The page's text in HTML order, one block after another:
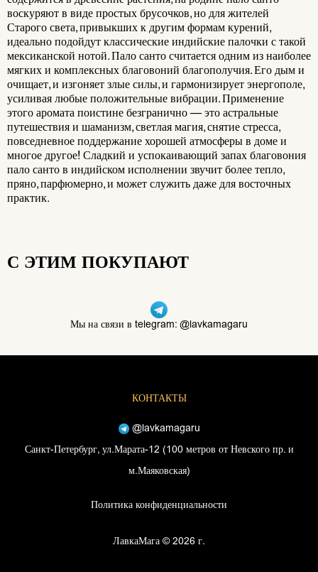
воскуряют в виде простых брусочков, но для жителей
Старого света, привыкших к другим формам курений,
идеально подойдут классические индийские палочки с такой
мексиканской нотой. Пало санто считается одним из наиболее
мягких и комплексных благовоний благополучия. Его дым и
очищает, и изгоняет злые силы, и гармонизирует энергополе,
усиливая любые положительные вибрации. Применение
этого аромата поистине безгранично — это астральные
путешествия и шаманизм, светлая магия, снятие стресса,
повседневное поддержание хорошей атмосферы в доме и
многое другое! Сладкий и успокаивающий запах благовония
пало санто в индийском исполнении звучит более тепло,
пряно, парфюмерно, и может служить даже для восточных
практик.
С ЭТИМ ПОКУПАЮТ
Мы на связи в telegram: @lavkamagaru
КОНТАКТЫ
@lavkamagaru
Санкт-Петербург, ул.Марата-12 (100 метров от Невского пр. и
м.Маяковская)
Политика конфиденциальности
ЛавкаМага © 2026 г.